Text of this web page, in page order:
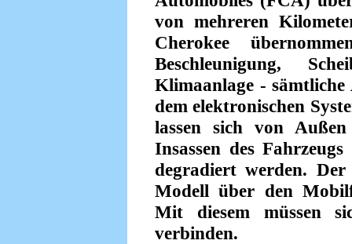
von mehreren
Cherokee
Beschleunigung,
Klimaanlage - sämtliche
dem elektronischen
lassen sich von
Insassen des
degradiert werden.
Modell über den
Mit diesem müssen
verbinden.